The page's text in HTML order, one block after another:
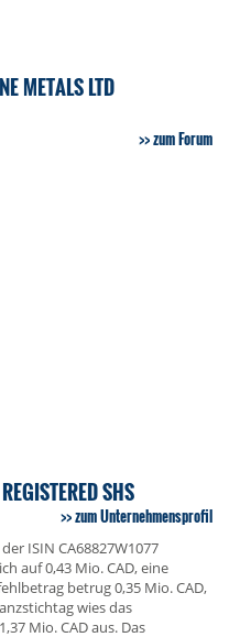
METALS LTD
zum Forum
SHS
zum Unternehmensprofil
ISIN CA68827W1077
auf 0,43 Mio. CAD, eine
betrug 0,35 Mio. CAD,
wies das
Mio. CAD aus. Das